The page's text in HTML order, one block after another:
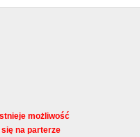
możliwość
na parterze